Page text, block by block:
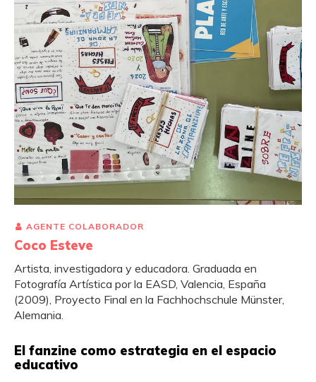
AGENTE COLABORADOR
Coco Esteve
Artista, investigadora y educadora. Graduada en
Fotografía Artística por la EASD, Valencia, España
(2009), Proyecto Final en la Fachhochschule Münster,
Alemania.
El fanzine como estrategia en el espacio
educativo